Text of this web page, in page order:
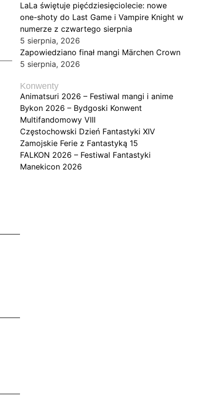
LaLa świętuje pięćdziesięciolecie: nowe
one-shoty do Last Game i Vampire Knight w
numerze z czwartego sierpnia
5 sierpnia, 2026
Zapowiedziano finał mangi Märchen Crown
5 sierpnia, 2026
Konwenty
Animatsuri 2026 – Festiwal mangi i anime
Bykon 2026 – Bydgoski Konwent
Multifandomowy VIII
Częstochowski Dzień Fantastyki XIV
Zamojskie Ferie z Fantastyką 15
FALKON 2026 – Festiwal Fantastyki
Manekicon 2026